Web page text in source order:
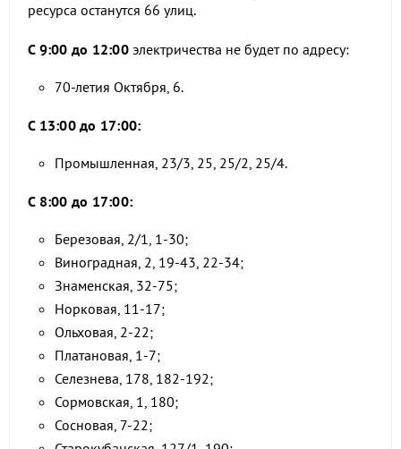
ресурса останутся 66 улиц.
С 9:00 до 12:00электричества не будет по адресу:
70-летия Октября, 6.
С 13:00 до 17:00:
Промышленная, 23/3, 25, 25/2, 25/4.
С 8:00 до 17:00:
Березовая, 2/1, 1-30;
Виноградная, 2, 19-43, 22-34;
Знаменская, 32-75;
Норковая, 11-17;
Ольховая, 2-22;
Платановая, 1-7;
Селезнева, 178, 182-192;
Сормовская, 1, 180;
Сосновая, 7-22;